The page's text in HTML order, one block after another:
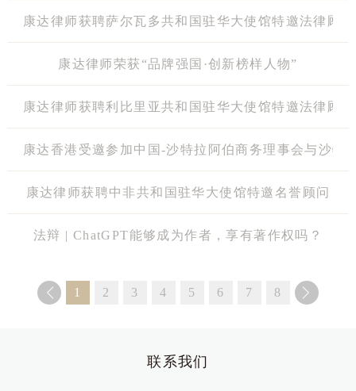
康达律师获聘萨尔瓦多共和国驻华大使馆特邀法律顾问
康达律师荣获“品牌强国·创新榜样人物”
康达律师获聘利比里亚共和国驻华大使馆特邀法律顾问
康达香港受邀参加中国-沙特拉阿伯商务理事会与沙特
康达律师获聘中非共和国驻华大使馆特邀名誉顾问
法辩 | ChatGPT能够成为作者，享有著作权吗？
1 2 3 4 5 6 7 8
联系我们